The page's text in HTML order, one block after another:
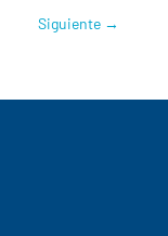
Siguiente →